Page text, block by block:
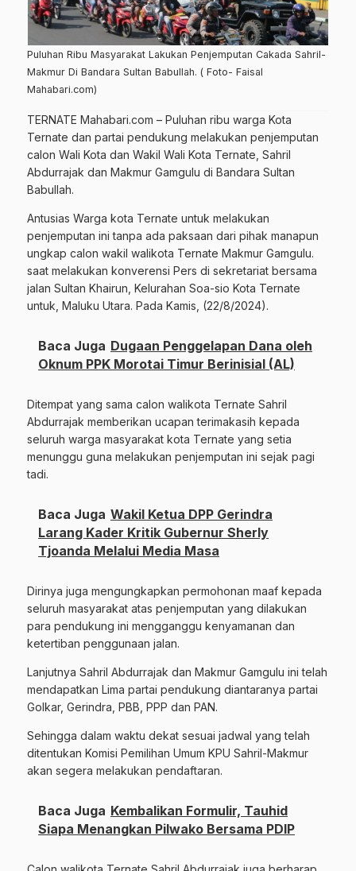
Puluhan Ribu Masyarakat Lakukan Penjemputan Cakada Sahril-
Makmur Di Bandara Sultan Babullah. ( Foto- Faisal
Mahabari.com)
TERNATE Mahabari.com – Puluhan ribu warga Kota
Ternate dan partai pendukung melakukan penjemputan
calon Wali Kota dan Wakil Wali Kota Ternate, Sahril
Abdurrajak dan Makmur Gamgulu di Bandara Sultan
Babullah.
Antusias Warga kota Ternate untuk melakukan
penjemputan ini tanpa ada paksaan dari pihak manapun
ungkap calon wakil walikota Ternate Makmur Gamgulu.
saat melakukan konverensi Pers di sekretariat bersama
jalan Sultan Khairun, Kelurahan Soa-sio Kota Ternate
untuk, Maluku Utara. Pada Kamis, (22/8/2024).
Baca Juga Dugaan Penggelapan Dana oleh
Oknum PPK Morotai Timur Berinisial (AL)
Ditempat yang sama calon walikota Ternate Sahril
Abdurrajak memberikan ucapan terimakasih kepada
seluruh warga masyarakat kota Ternate yang setia
menunggu guna melakukan penjemputan ini sejak pagi
tadi.
Baca Juga Wakil Ketua DPP Gerindra
Larang Kader Kritik Gubernur Sherly
Tjoanda Melalui Media Masa
Dirinya juga mengungkapkan permohonan maaf kepada
seluruh masyarakat atas penjemputan yang dilakukan
para pendukung ini mengganggu kenyamanan dan
ketertiban penggunaan jalan.
Lanjutnya Sahril Abdurrajak dan Makmur Gamgulu ini telah
mendapatkan Lima partai pendukung diantaranya partai
Golkar, Gerindra, PBB, PPP dan PAN.
Sehingga dalam waktu dekat sesuai jadwal yang telah
ditentukan Komisi Pemilihan Umum KPU Sahril-Makmur
akan segera melakukan pendaftaran.
Baca Juga Kembalikan Formulir, Tauhid
Siapa Menangkan Pilwako Bersama PDIP